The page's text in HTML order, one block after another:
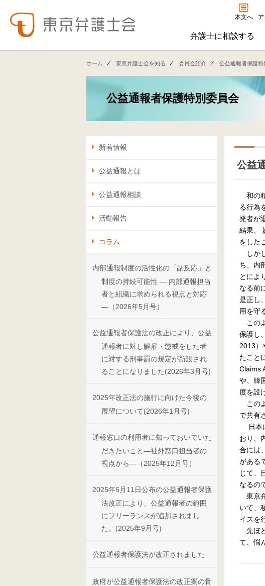
本文へ
弁護士に相談する
弁護士に相
ホーム 東京弁護士会を知る 委員会紹介 公益通報者保護特
公益通報者保護特別委員会
新着情報
公益通報とは
公益通報相談
活動報告
コラム
内部通報制度の活性化の「副反応」と
制度の持続可能性 ― 内部通報担当
者と組織に求められる視点と対応
―（2026年5月号）
公益通報者保護法の改正により、公益
通報者に対し解雇・懲戒をした者
に対する刑事罰の規定が新設され
ることになりました(2026年3月号)
2025年改正法の施行に向けた今後の
展望について(2026年1月号)
通報窓口の利用者に知っておいていた
だきたいこと―社外窓口担当者の
視点から―（2025年12月号）
2025年6月11日公布の公益通報者保護
法改正により、公益通報者の範囲
にフリーランスが追加されまし
た。(2025年9月号)
公益通報者保護法が改正されました
政府が公益通報者保護法の改正案の骨
公益
和の
る行為
発者が
結果、
をした
しか
ち、内
とによ
なる前
是正し
用を守
この
保護し
2013）
たこと
Claims
や、韓
度を設
この
で共有
日本
おり、
合には
がある
じて、
なるの
東京
いて、
イスを
先ほ
て、悩